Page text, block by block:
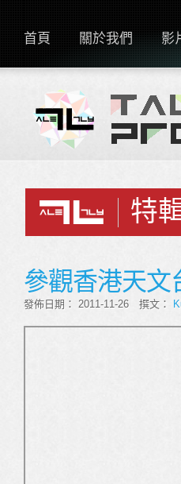
首頁 關於我們 影
特
參觀香港天文
發佈日期： 2011-11-26 撰文：